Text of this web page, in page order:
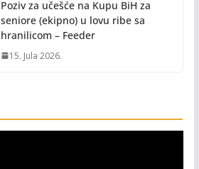
Poziv za učešće na Kupu BiH za
seniore (ekipno) u lovu ribe sa
hranilicom – Feeder
15. Jula 2026.